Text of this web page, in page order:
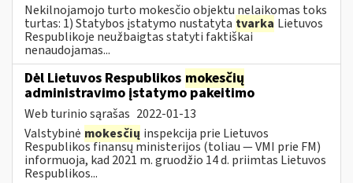
Nekilnojamojo turto mokesčio objektu nelaikomas toks
turtas: 1) Statybos įstatymo nustatyta tvarka Lietuvos
Respublikoje neužbaigtas statyti faktiškai
nenaudojamas...
Dėl Lietuvos Respublikos mokesčių
administravimo įstatymo pakeitimo
Web turinio sąrašas 2022-01-13
Valstybinė mokesčių inspekcija prie Lietuvos
Respublikos finansų ministerijos (toliau — VMI prie FM)
informuoja, kad 2021 m. gruodžio 14 d. priimtas Lietuvos
Respublikos...